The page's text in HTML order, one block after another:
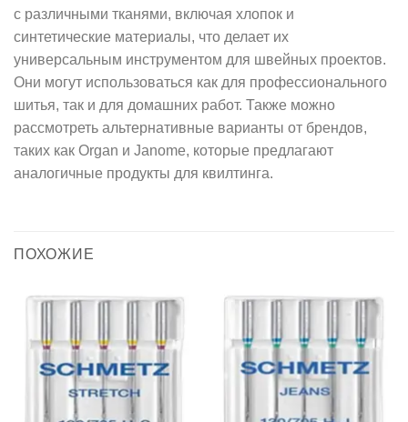
с различными тканями, включая хлопок и
синтетические материалы, что делает их
универсальным инструментом для швейных проектов.
Они могут использоваться как для профессионального
шитья, так и для домашних работ. Также можно
рассмотреть альтернативные варианты от брендов,
таких как Organ и Janome, которые предлагают
аналогичные продукты для квилтинга.
ПОХОЖИЕ